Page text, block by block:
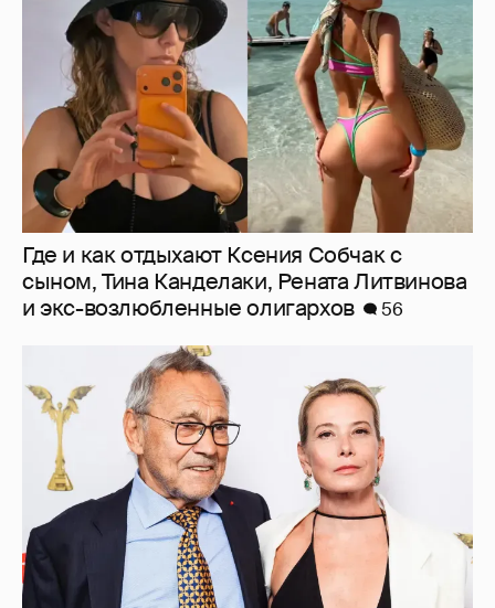
и экс-возлюбленные олигархов
56
В сети появилось архивное фото Андрея
Кончаловского и Юлии Высоцкой на
отдыхе в Италии
12